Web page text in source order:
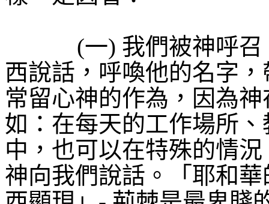
(一) 我們被神呼召
西說話，呼喚他的名字
常留心神的作為，因為
如：在每天的工作場所
中，也可以在特殊的情
神向我們說話。「耶和